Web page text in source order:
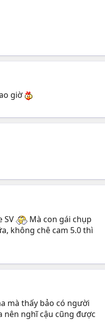
giờ
SV
Mà con gái chụp
không chê cam 5.0 thì
mà thấy bảo có người
nên nghĩ cậu cũng được